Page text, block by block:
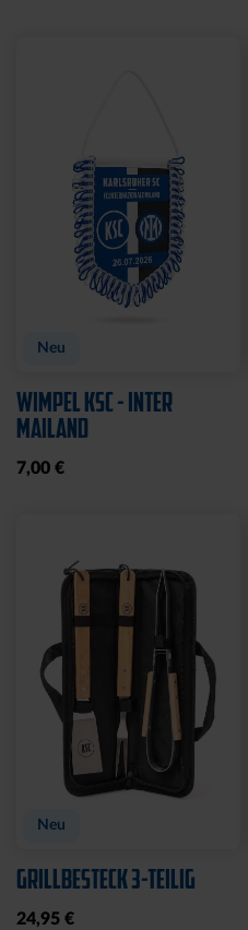
Neu
WIMPEL KSC - INTER
MAILAND
7,00 €
Neu
GRILLBESTECK 3-TEILIG
24,95 €